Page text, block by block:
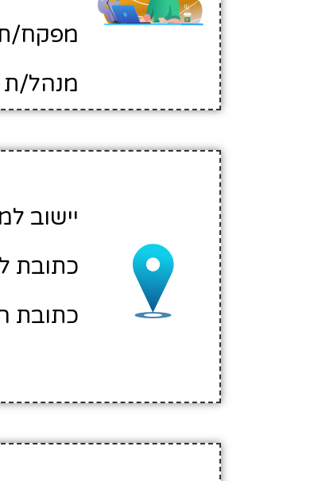
מפקח/ת
מנהל/ת
יישוב
כתובת
כתובת